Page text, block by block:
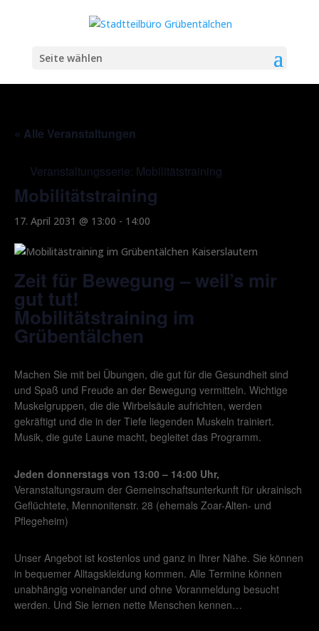
Seite wählen
« Alle Veranstaltungen
Veranstaltungsserie: Mobilitätstraining
Mobilitätstraining
17. April 2031 @ 13:00 - 14:00
Zeit für Bewegung – weil’s mir
gut tut!
Mobilitätstraining im
Grübentälchen
Machen Sie mit bei Übungen, die gut für die Gesundheit sind
und Spaß und Freude an der Bewegung vermitteln. Wichtige
Muskelgruppen, die die Wirbelsäule aufrichten, werden
gekräftigt und die in der Tiefe liegenden Muskeln trainiert.
Musik, die gute Laune macht, begleitet das Programm.
Jeden donnerstags von 13:00 – 14:00 Uhr,
Veranstaltungsraum der Gemeinschaftsunterkunft für ukrainisch
Geflüchtete, Mennonitenstr. 28 (ehemals Zoar-Alten- und
Pflegeheim)
Unser Angebot ist kostenlos und ganz in Ihrer Nähe. Sie können
in bequemer Alltagskleidung kommen. Alle Termine können
unabhängig voneinander und ohne Voranmeldung besucht
werden. Und Sie lernen nette Menschen kennen…